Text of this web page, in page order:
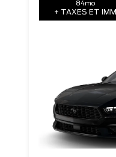
84mo
+ TAXES ET IMM